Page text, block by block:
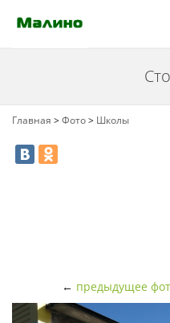
Главная >Фото> Школы
← предыдущее